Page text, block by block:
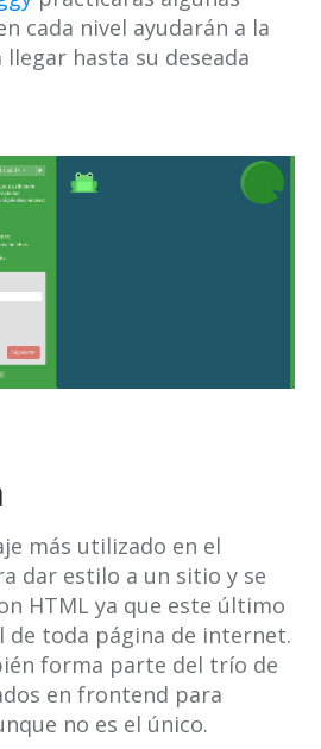
cada nivel ayudarán a la
hasta su deseada
más utilizado en el
dar estilo a un sitio y se
HTML ya que este último
de toda página de internet.
forma parte del trío de
en frontend para
no es el único.